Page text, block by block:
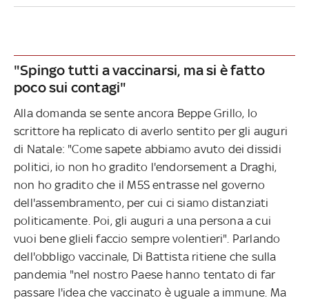
"Spingo tutti a vaccinarsi, ma si è fatto
poco sui contagi"
Alla domanda se sente ancora Beppe Grillo, lo
scrittore ha replicato di averlo sentito per gli auguri
di Natale: "Come sapete abbiamo avuto dei dissidi
politici, io non ho gradito l'endorsement a Draghi,
non ho gradito che il M5S entrasse nel governo
dell'assembramento, per cui ci siamo distanziati
politicamente. Poi, gli auguri a una persona a cui
vuoi bene glieli faccio sempre volentieri". Parlando
dell'obbligo vaccinale, Di Battista ritiene che sulla
pandemia "nel nostro Paese hanno tentato di far
passare l'idea che vaccinato è uguale a immune. Ma